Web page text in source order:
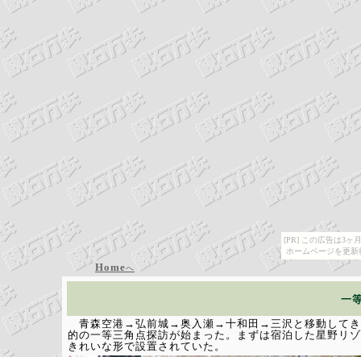
[PR] この広告は3ヶ
ホームページを更
Homeへ
一
青森空港→弘前城→奥入瀬→十和田→三沢と移動してき
的の一等三角点探訪が始まった。まずは宿泊した星野リ
きれいな形で設置されていた。